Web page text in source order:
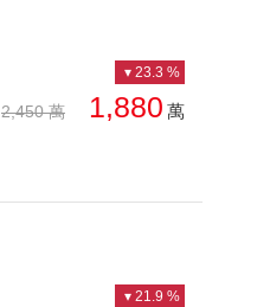
2,450 萬 1,880 萬
23.3 %
21.9 %